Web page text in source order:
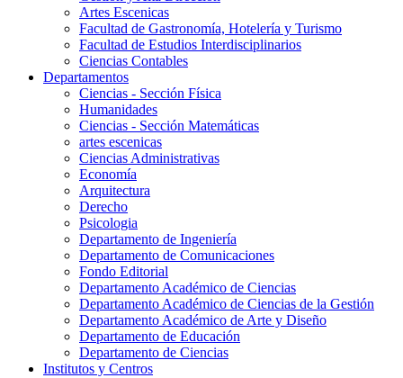
Artes Escenicas
Facultad de Gastronomía, Hotelería y Turismo
Facultad de Estudios Interdisciplinarios
Ciencias Contables
Departamentos
Ciencias - Sección Física
Humanidades
Ciencias - Sección Matemáticas
artes escenicas
Ciencias Administrativas
Economía
Arquitectura
Derecho
Psicologia
Departamento de Ingeniería
Departamento de Comunicaciones
Fondo Editorial
Departamento Académico de Ciencias
Departamento Académico de Ciencias de la Gestión
Departamento Académico de Arte y Diseño
Departamento de Educación
Departamento de Ciencias
Institutos y Centros